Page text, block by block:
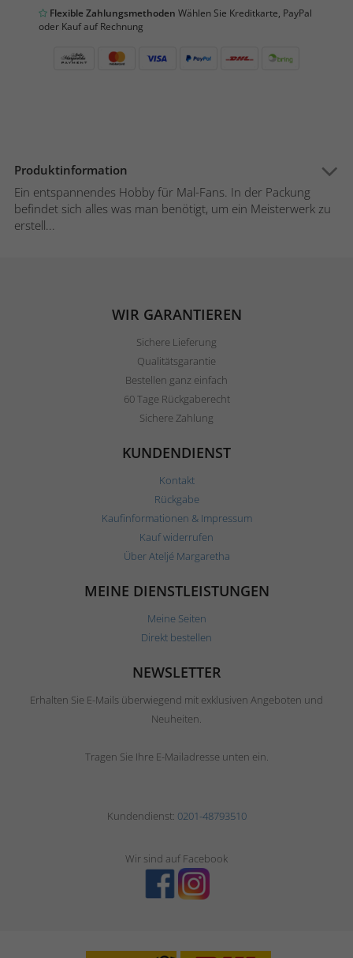
Flexible Zahlungsmethoden Wählen Sie Kreditkarte, PayPal
oder Kauf auf Rechnung
Produktinformation
Ein entspannendes Hobby für Mal-Fans. In der Packung
befindet sich alles was man benötigt, um ein Meisterwerk zu
erstell...
WIR GARANTIEREN
Sichere Lieferung
Qualitätsgarantie
Bestellen ganz einfach
60 Tage Rückgaberecht
Sichere Zahlung
KUNDENDIENST
Kontakt
Rückgabe
Kaufinformationen & Impressum
Kauf widerrufen
Über Ateljé Margaretha
MEINE DIENSTLEISTUNGEN
Meine Seiten
Direkt bestellen
NEWSLETTER
Erhalten Sie E-Mails überwiegend mit exklusiven Angeboten und
Neuheiten.
Tragen Sie Ihre E-Mailadresse unten ein.
Kundendienst: 0201-48793510
Wir sind auf Facebook